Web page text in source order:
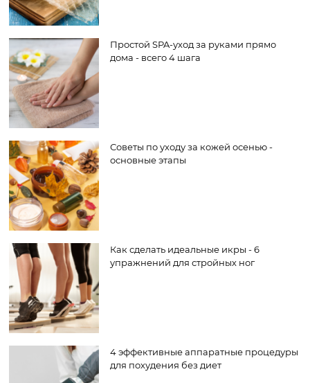
Простой SPA-уход за руками прямо
дома - всего 4 шага
Советы по уходу за кожей осенью -
основные этапы
Как сделать идеальные икры - 6
упражнений для стройных ног
4 эффективные аппаратные процедуры
для похудения без диет